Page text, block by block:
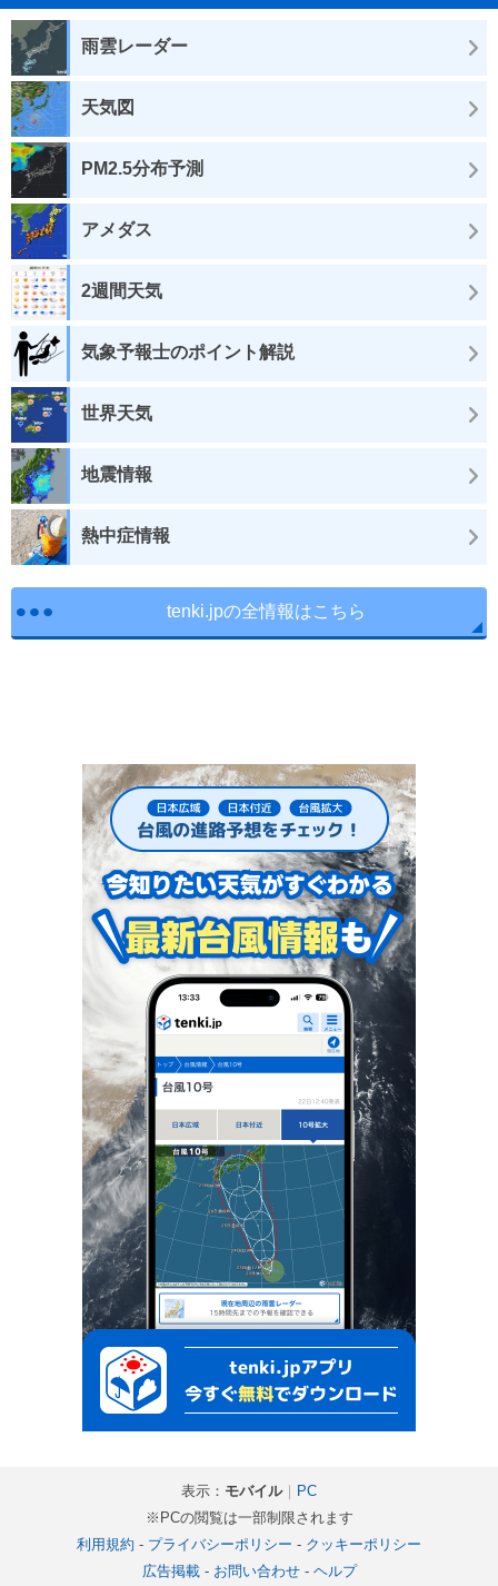
雨雲レーダー
天気図
PM2.5分布予測
アメダス
2週間天気
気象予報士のポイント解説
世界天気
地震情報
熱中症情報
tenki.jpの全情報はこちら
表示： モバイル｜ PC
※PCの閲覧は一部制限されます
利用規約 - プライバシーポリシー - クッキーポリシー
広告掲載- お問い合わせ- ヘルプ